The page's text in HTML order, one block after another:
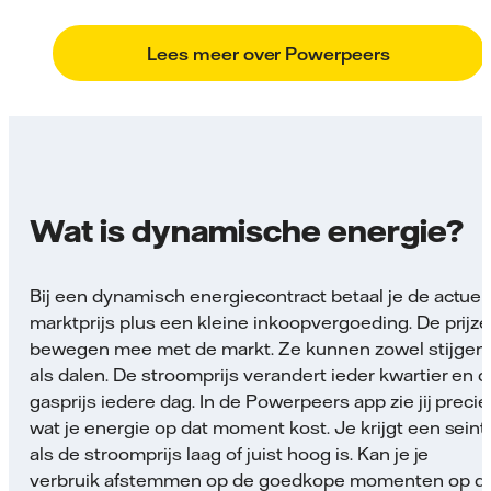
Lees meer over Powerpeers
Wat is dynamische energie?
Bij een dynamisch energiecontract betaal je de
marktprijs plus een kleine inkoopvergoeding. De
bewegen mee met de markt. Ze kunnen zowel stijgen
als dalen. De stroomprijs verandert ieder kwartier en
gasprijs iedere dag. In de Powerpeers app zie jij
wat je energie op dat moment kost. Je krijgt een
als de stroomprijs laag of juist hoog is. Kan je je
verbruik afstemmen op de goedkope momenten op